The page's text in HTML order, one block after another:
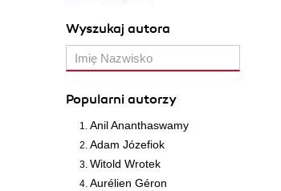
Wyszukaj autora
Popularni autorzy
Anil Ananthaswamy
Adam Józefiok
Witold Wrotek
Aurélien Géron